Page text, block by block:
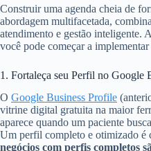
Construir uma agenda cheia de
abordagem multifacetada,
atendimento e gestão inteligente.
você pode começar a
1. Fortaleça seu Perfil no Google
O Google Business Profile
vitrine digital gratuita na maior
aparece quando um paciente
Um perfil completo e otimizado é
negócios com perfis completos